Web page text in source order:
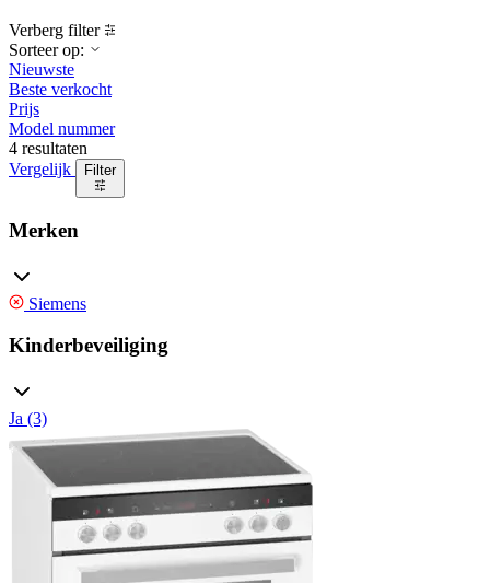
Verberg filter
Sorteer op:
Nieuwste
Beste verkocht
Prijs
Model nummer
4 resultaten
Vergelijk
Filter
Merken
Siemens
Kinderbeveiliging
Ja (3)